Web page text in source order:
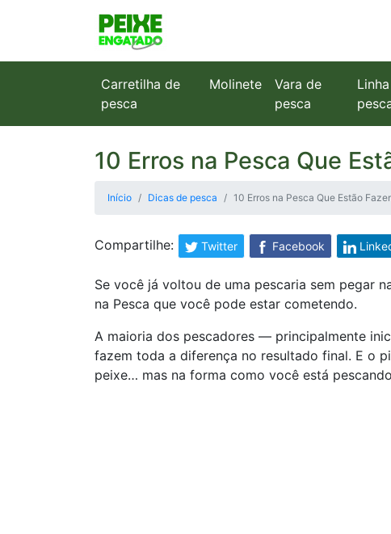
Carretilha de
pesca
Molinete
Vara de
pesca
10 Erros na Pesca Que
Início Dicas de pesca 10 Erros na Pesca Que Estão
Compartilhe: Twitter Facebook
Se você já voltou de uma pescaria sem pegar
na Pesca que você pode estar cometendo.
A maioria dos pescadores — principalmente
fazem toda a diferença no resultado final. E o
peixe… mas na forma como você está